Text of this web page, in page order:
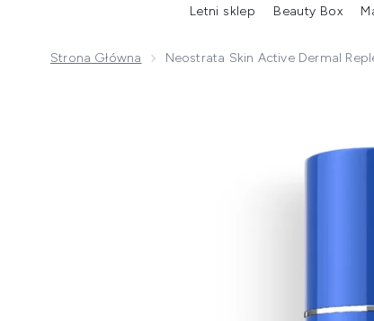
Letni sklep Beauty Box
Strona Główna Neostrata Skin Active Dermal